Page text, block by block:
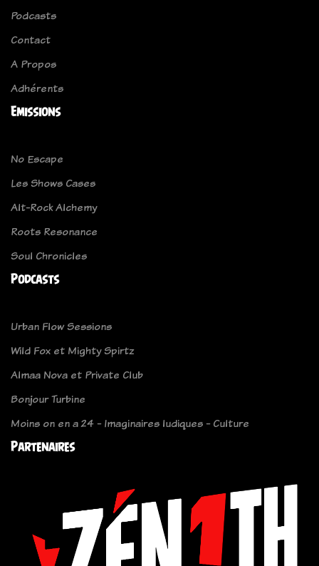
Podcasts
Contact
A Propos
Adhérents
Emissions
No Escape
Les Shows Cases
Alt-Rock Alchemy
Roots Resonance
Soul Chronicles
Podcasts
Urban Flow Sessions
Wild Fox et Mighty Spirtz
Almaa Nova et Private Club
Bonjour Turbine
Moins on en a 24 - Imaginaires ludiques - Culture
Partenaires